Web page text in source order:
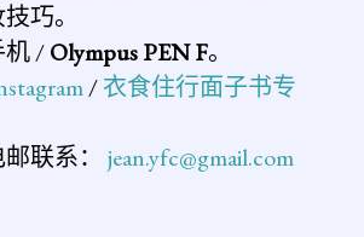
巧。
机 /Olympus PEN F。
/衣食住行面子书专
联系： jean.yfc@gmail.com